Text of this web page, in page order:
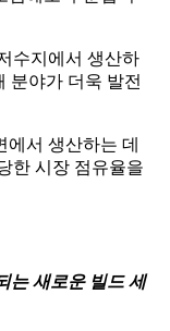
수지에서 생산하
분야가 더욱 발전
서 생산하는 데
한 시장 점유율을
는 새로운 빌드 세